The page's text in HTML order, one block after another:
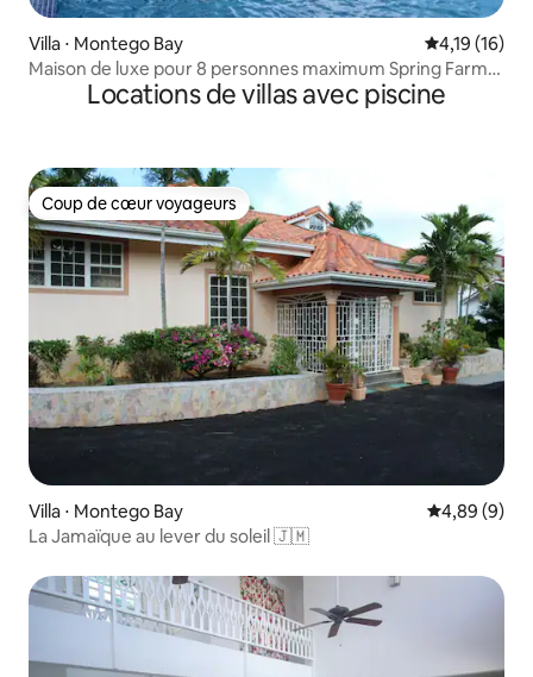
Villa ⋅ Montego Bay Évaluation
4,19 (16)
Maison de luxe pour 8 personnes maximum Spring Farm
Montego BayLocations de villas avec piscine
Coup de cœur voyageurs
Coup de cœur voyageurs
Villa ⋅ Montego Bay Évaluation
4,89 (9)
La Jamaïque au lever du soleil 🇯🇲